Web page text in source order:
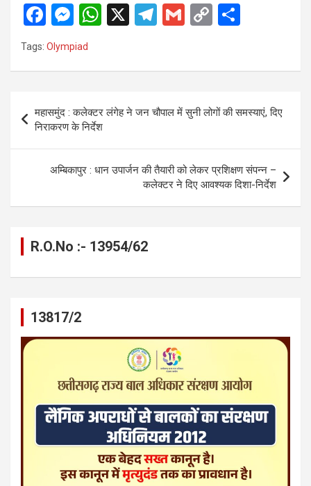
F
a
ce
o
o
k
M
es
se
g
er
W
A
p
p
X
T
a
G
C
n
Tags: Olympiad
navigation
महासमुंद : कलेक्टर लंगेह ने जन चौपाल में सुनी लोगों की समस्याएं, दिए
निराकरण के निर्देश
अम्बिकापुर : धान उपार्जन की तैयारी को लेकर प्रशिक्षण संपन्न –
कलेक्टर ने दिए आवश्यक दिशा-निर्देश
R.O.No :- 13954/62
13817/2